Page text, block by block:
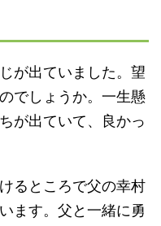
が出ていました。望
でしょうか。一生懸
が出ていて、良かっ
るところで父の幸村
ます。父と一緒に勇